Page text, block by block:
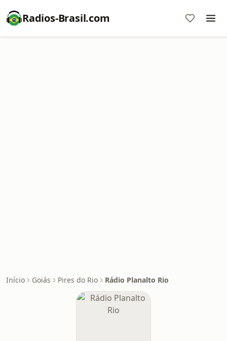
Radios-Brasil.com
Início Goiás Pires do Rio Rádio Planalto Rio